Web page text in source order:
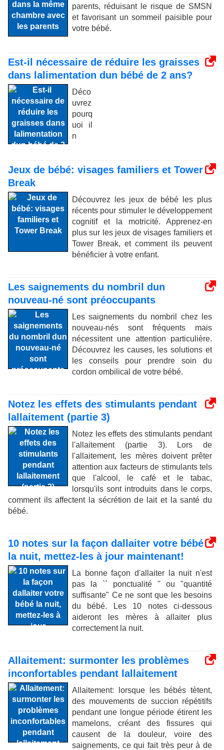
parents, réduisant le risque de SMSN
et favorisant un sommeil paisible pour
votre bébé.
Est-il nécessaire de réduire les graisses
dans lalimentation dun bébé de 2 ans?
Déco
uvrez
pourq
uoi il
n
Jeux de bébé: visages familiers et Tower
Break
Découvrez les jeux de bébé les plus
récents pour stimuler le développement
cognitif et la motricité. Apprenez-en
plus sur les jeux de visages familiers et
Tower Break, et comment ils peuvent
bénéficier à votre enfant.
Les saignements du nombril dun
nouveau-né sont préoccupants
Les saignements du nombril chez les
nouveau-nés sont fréquents mais
nécessitent une attention particulière.
Découvrez les causes, les solutions et
les conseils pour prendre soin du
cordon ombilical de votre bébé.
Notez les effets des stimulants pendant
lallaitement (partie 3)
Notez les effets des stimulants pendant
l'allaitement (partie 3). Lors de
l'allaitement, les mères doivent prêter
attention aux facteurs de stimulants tels
que l'alcool, le café et le tabac,
lorsqu'ils sont introduits dans le corps,
comment ils affectent la sécrétion de lait et la santé du
bébé.
10 notes sur la façon dallaiter votre bébé
la nuit, mettez-les à jour maintenant!
La bonne façon d'allaiter la nuit n'est
pas la `` ponctualité '' ou "quantité
suffisante" Ce ne sont que les besoins
du bébé. Les 10 notes ci-dessous
aideront les mères à allaiter plus
correctement la nuit.
Allaitement: surmonter les problèmes
inconfortables pendant lallaitement
Allaitement: lorsque les bébés tètent,
des mouvements de succion répétitifs
pendant une longue période étirent les
mamelons, créant des fissures qui
causent de la douleur, voire des
saignements, ce qui fait très peur à de